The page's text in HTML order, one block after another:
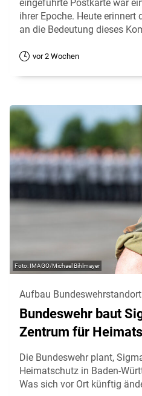
eingeführte Postkarte war
ihrer Epoche. Heute erinnert
an die Bedeutung dieses
vor 2 Wochen
IMAGO/Michael Bihlmayer
Aufbau Bundeswehrstandort
Bundeswehr baut
Zentrum für
Die Bundeswehr plant,
Heimatschutz in Baden-
Was sich vor Ort künftig